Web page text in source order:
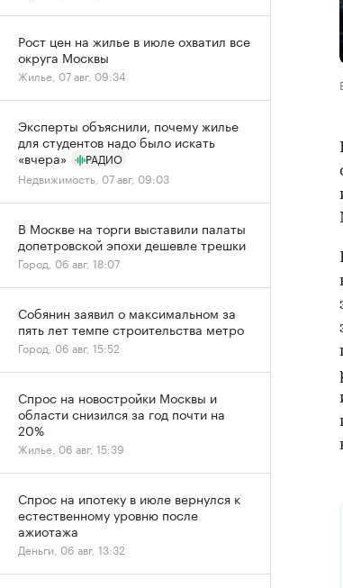
Рост цен на жилье в июле охватил все
округа Москвы
Жилье, 07 авг, 09:34
Эксперты объяснили, почему жилье
для студентов надо было искать
«вчера»
РАДИО
Недвижимость, 07 авг, 09:03
В Москве на торги выставили палаты
допетровской эпохи дешевле трешки
Город, 06 авг, 18:07
Собянин заявил о максимальном за
пять лет темпе строительства метро
Город, 06 авг, 15:52
Спрос на новостройки Москвы и
области снизился за год почти на
20%
Жилье, 06 авг, 15:39
Спрос на ипотеку в июле вернулся к
естественному уровню после
ажиотажа
Деньги, 06 авг, 13:32